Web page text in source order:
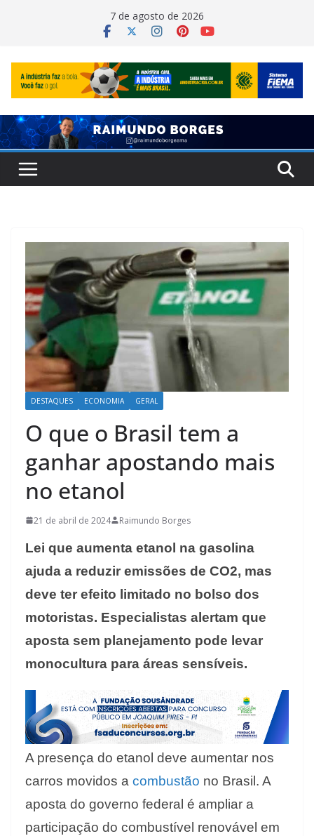
7 de agosto de 2026
DESTAQUES ECONOMIA GERAL
O que o Brasil tem a
ganhar apostando mais
no etanol
21 de abril de 2024 Raimundo Borges
Lei que aumenta etanol na gasolina
ajuda a reduzir emissões de CO2, mas
deve ter efeito limitado no bolso dos
motoristas. Especialistas alertam que
aposta sem planejamento pode levar
monocultura para áreas sensíveis.
A presença do etanol deve aumentar nos
carros movidos a combustão no Brasil. A
aposta do governo federal é ampliar a
participação do combustível renovável em